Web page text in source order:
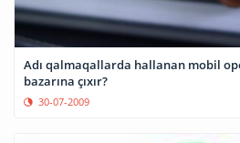
Adı qalmaqallarda hallanan mobil
bazarına çıxır?
30-07-2009